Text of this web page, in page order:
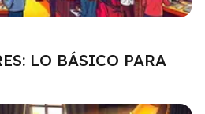
LO BÁSICO PARA